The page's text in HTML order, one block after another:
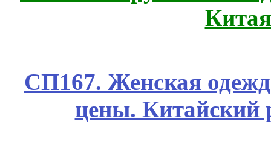
СП167. Женская
цены. Китайский